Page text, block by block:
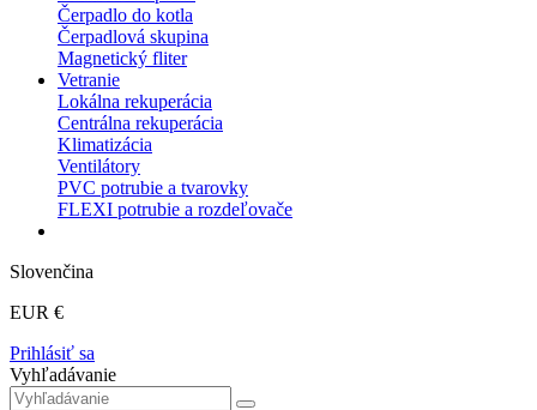
Čerpadlo do kotla
Čerpadlová skupina
Magnetický fliter
Vetranie
Lokálna rekuperácia
Centrálna rekuperácia
Klimatizácia
Ventilátory
PVC potrubie a tvarovky
FLEXI potrubie a rozdeľovače
Slovenčina
EUR €
Prihlásiť sa
Vyhľadávanie